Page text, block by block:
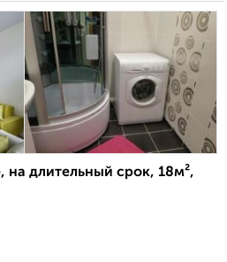
на длительный срок, 18м²,